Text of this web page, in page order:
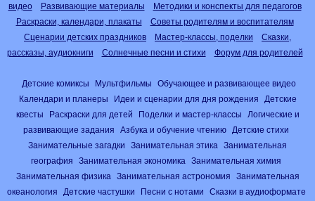
видео
Развивающие материалы
Методики и конспекты для педагогов
Раскраски, календари, плакаты
Советы родителям и воспитателям
Сценарии детских праздников
Мастер-классы, поделки
Сказки,
рассказы, аудиокниги
Солнечные песни и стихи Форум для родителей
Детские комиксы Мультфильмы
Обучающее и развивающее видео
Календари и планеры
Идеи и сценарии для дня рождения
Детские
квесты
Раскраски для детей Поделки и мастер-классы
Логические и
развивающие задания
Азбука и обучение чтению
Детские стихи
Занимательные загадки
Занимательная этика
Занимательная
география
Занимательная экономика
Занимательная химия
Занимательная физика
Занимательная астрономия
Занимательная
океанология
Детские частушки Песни с нотами
Сказки в аудиоформате